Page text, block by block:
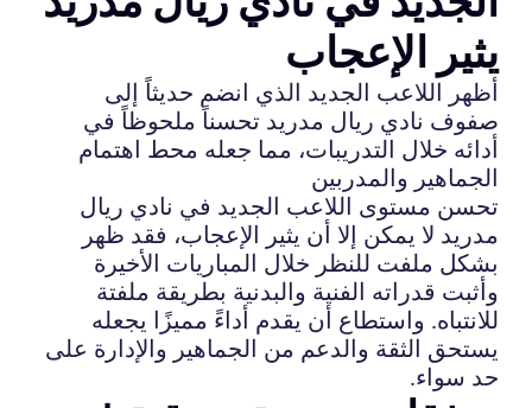
يثير الإعجاب
أظهر اللاعب الجديد الذي انضم حديثاً إلى
صفوف نادي ريال مدريد تحسناً ملحوظاً في
أدائه خلال التدريبات، مما جعله محط اهتمام
الجماهير والمدربين
تحسن مستوى اللاعب الجديد في نادي ريال
مدريد لا يمكن إلا أن يثير الإعجاب، فقد ظهر
بشكل ملفت للنظر خلال المباريات الأخيرة
وأثبت قدراته الفنية والبدنية بطريقة ملفتة
للانتباه. واستطاع أن يقدم أداءً مميزًا يجعله
يستحق الثقة والدعم من الجماهير والإدارة على
حد سواء.